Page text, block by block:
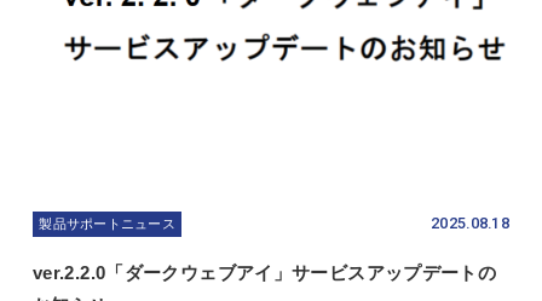
製品サポートニュース 2025.08.18
ver.2.2.0「ダークウェブアイ」サービスアップデートの